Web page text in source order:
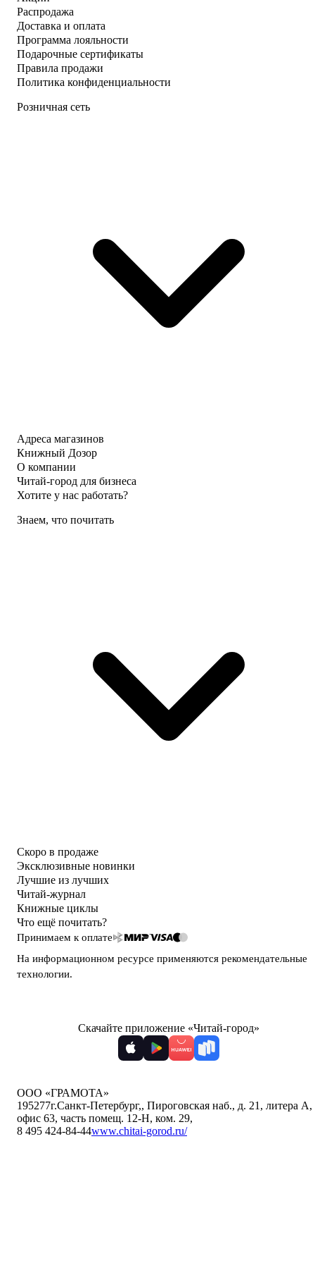
Распродажа
Доставка и оплата
Программа лояльности
Подарочные сертификаты
Правила продажи
Политика конфиденциальности
Розничная сеть
Адреса магазинов
Книжный Дозор
О компании
Читай-город для бизнеса
Хотите у нас работать?
Знаем, что почитать
Скоро в продаже
Эксклюзивные новинки
Лучшие из лучших
Читай-журнал
Книжные циклы
Что ещё почитать?
Принимаем к оплате
На информационном ресурсе применяются рекомендательные
технологии.
Скачайте приложение «Читай-город»
ООО «ГРАМОТА»
195277г.Санкт-Петербург,, Пироговская наб., д. 21, литера А,
офис 63, часть помещ. 12-Н, ком. 29,
8 495 424-84-44www.chitai-gorod.ru/